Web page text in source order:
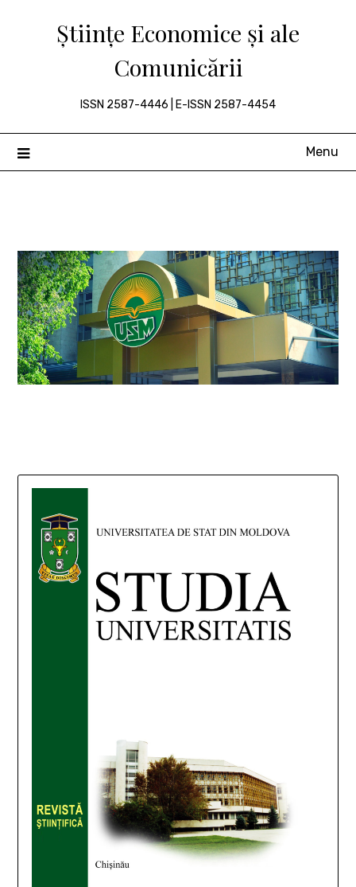
Științe Economice și ale
Comunicării
ISSN 2587-4446 | E-ISSN 2587-4454
Menu